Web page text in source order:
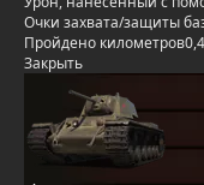
Очки захвата/защиты
Пройдено километров
Закрыть